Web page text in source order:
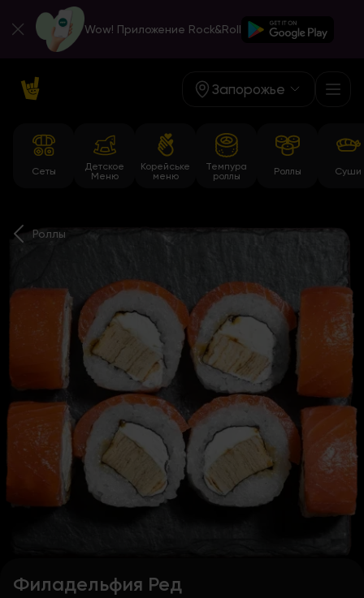
Wow! Приложение Rock&Roll
Запорожье
Сеты
Детское
Меню
Корейське
меню
Темпура
роллы
Роллы Суши
Роллы
Филадельфия Ред